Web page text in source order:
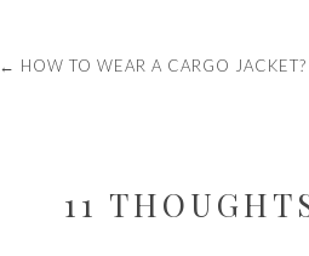
POST
← HOW TO WEAR A CARGO JACKET?
11